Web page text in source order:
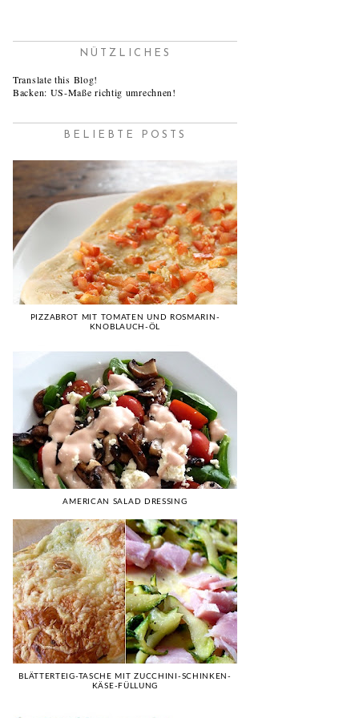
NÜTZLICHES
Translate this Blog!
Backen: US-Maße richtig umrechnen!
BELIEBTE POSTS
PIZZABROT MIT TOMATEN UND ROSMARIN-
KNOBLAUCH-ÖL
AMERICAN SALAD DRESSING
BLÄTTERTEIG-TASCHE MIT ZUCCHINI-SCHINKEN-
KÄSE-FÜLLUNG